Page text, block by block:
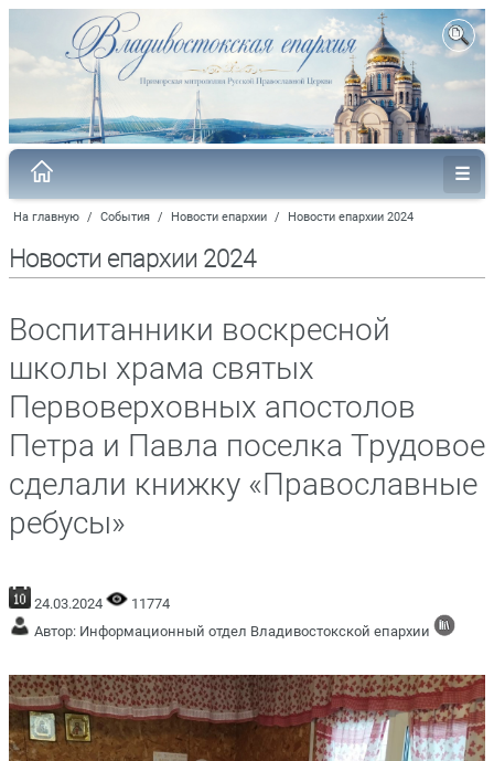
На главную / События / Новости епархии / Новости епархии 2024
Новости епархии 2024
Воспитанники воскресной
школы храма святых
Первоверховных апостолов
Петра и Павла поселка Трудовое
сделали книжку «Православные
ребусы»
24.03.2024
11774
Автор: Информационный отдел Владивостокской епархии